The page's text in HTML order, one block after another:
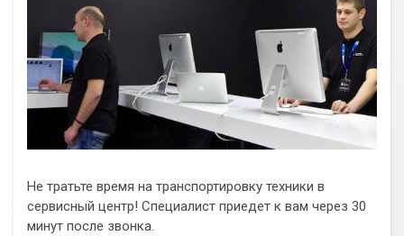
Не тратьте время на транспортировку техники в
сервисный центр! Специалист приедет к вам через 30
минут после звонка.